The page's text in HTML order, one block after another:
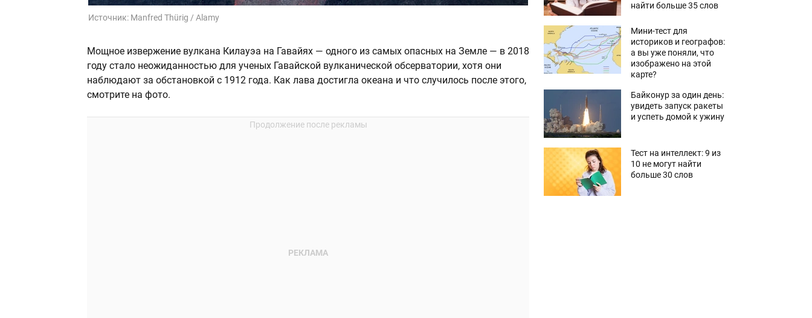
Источник: Manfred Thürig / Alamy
Мощное извержение вулкана Килауэа на Гавайях — одного из самых опасных на Земле — в 2018
году стало неожиданностью для ученых Гавайской вулканической обсерватории, хотя они
наблюдают за обстановкой с 1912 года. Как лава достигла океана и что случилось после этого,
смотрите на фото.
найти больше 35 слов
Мини-тест для
историков и географов:
а вы уже поняли, что
изображено на этой
карте?
Байконур за один день:
увидеть запуск ракеты
и успеть домой к ужину
Тест на интеллект: 9 из
10 не могут найти
больше 30 слов